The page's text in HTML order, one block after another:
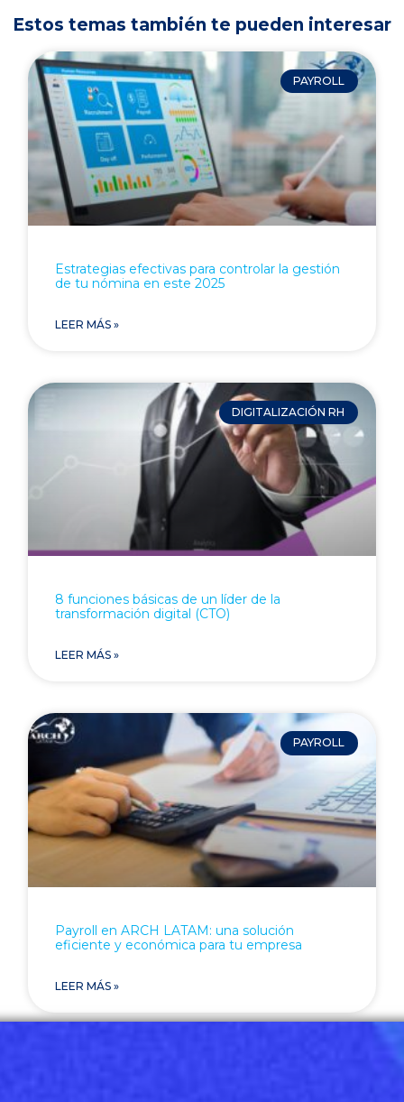
Estos temas también te pueden interesar
PAYROLL
Estrategias efectivas para controlar la gestión
de tu nómina en este 2025
LEER MÁS »
DIGITALIZACIÓN RH
8 funciones básicas de un líder de la
transformación digital (CTO)
LEER MÁS »
PAYROLL
Payroll en ARCH LATAM: una solución
eficiente y económica para tu empresa
LEER MÁS »